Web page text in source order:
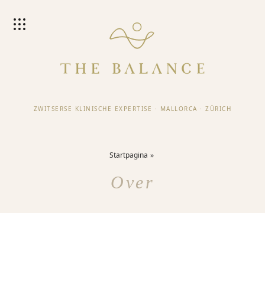
ZWITSERSE KLINISCHE EXPERTISE · MALLORCA · ZÜRICH
Startpagina
Over